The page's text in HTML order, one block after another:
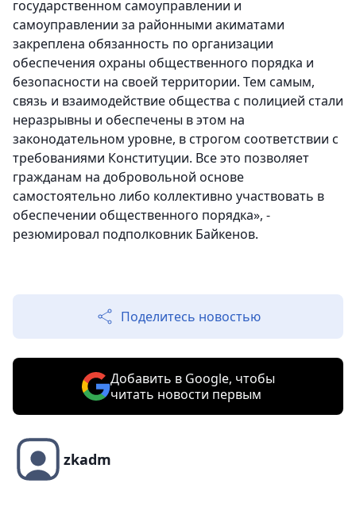
государственном самоуправлении и
самоуправлении за районными акиматами
закреплена обязанность по организации
обеспечения охраны общественного порядка и
безопасности на своей территории. Тем самым,
связь и взаимодействие общества с полицией стали
неразрывны и обеспечены в этом на
законодательном уровне, в строгом соответствии с
требованиями Конституции. Все это позволяет
гражданам на добровольной основе
самостоятельно либо коллективно участвовать в
обеспечении общественного порядка», -
резюмировал подполковник Байкенов.
Поделитесь новостью
Добавить в Google, чтобы
читать новости первым
zkadm